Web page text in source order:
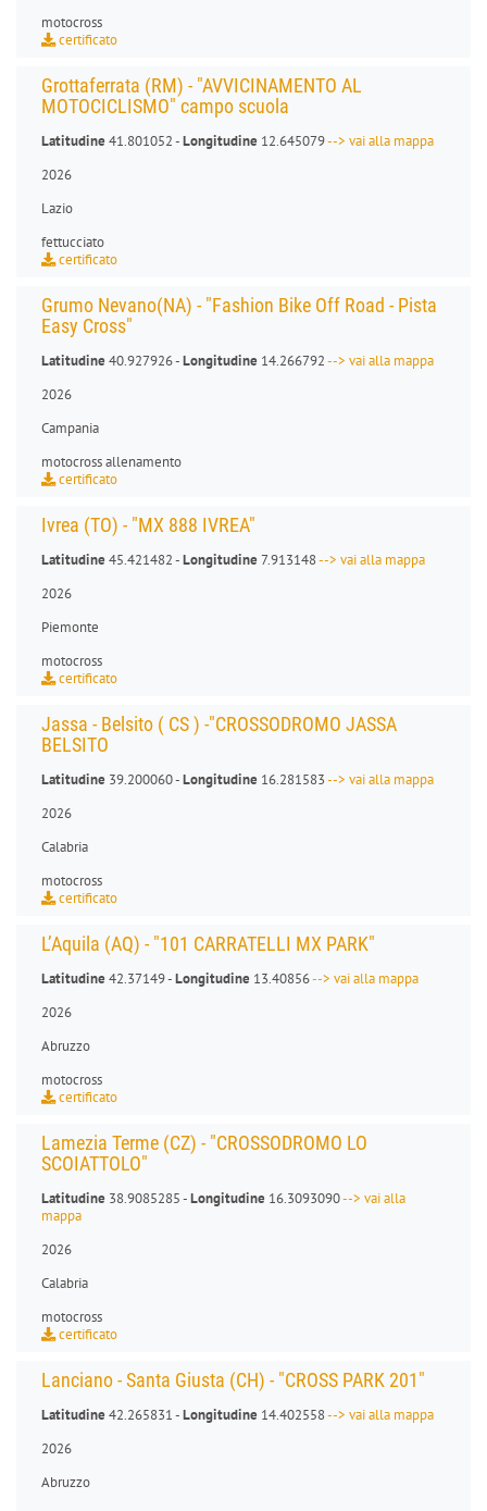
motocross
certificato
Grottaferrata (RM) - "AVVICINAMENTO AL
MOTOCICLISMO" campo scuola
Latitudine41.801052 -Longitudine 12.645079--> vai alla mappa
2026
Lazio
fettucciato
certificato
Grumo Nevano(NA) - "Fashion Bike Off Road - Pista
Easy Cross"
Latitudine40.927926 -Longitudine 14.266792--> vai alla mappa
2026
Campania
motocross allenamento
certificato
Ivrea (TO) - "MX 888 IVREA"
Latitudine45.421482 -Longitudine7.913148--> vai alla mappa
2026
Piemonte
motocross
certificato
Jassa - Belsito ( CS ) -"CROSSODROMO JASSA
BELSITO
Latitudine 39.200060 -Longitudine 16.281583--> vai alla mappa
2026
Calabria
motocross
certificato
L’Aquila (AQ) - "101 CARRATELLI MX PARK"
Latitudine42.37149 -Longitudine 13.40856--> vai alla mappa
2026
Abruzzo
motocross
certificato
Lamezia Terme (CZ) - "CROSSODROMO LO
SCOIATTOLO"
Latitudine 38.9085285 -Longitudine 16.3093090--> vai alla
mappa
2026
Calabria
motocross
certificato
Lanciano - Santa Giusta (CH) - "CROSS PARK 201"
Latitudine42.265831 -Longitudine 14.402558--> vai alla mappa
2026
Abruzzo